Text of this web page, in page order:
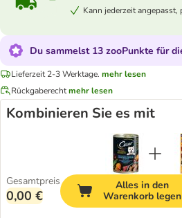
Kann jederzeit
Du sammelst 13 zooPunkte für
Lieferzeit 2-3 Werktage. mehr lesen
Rückgaberechtmehr lesen
Kombinieren Sie es mit
Gesamtpreis
0,00 €
Alles in den
Warenkorb legen